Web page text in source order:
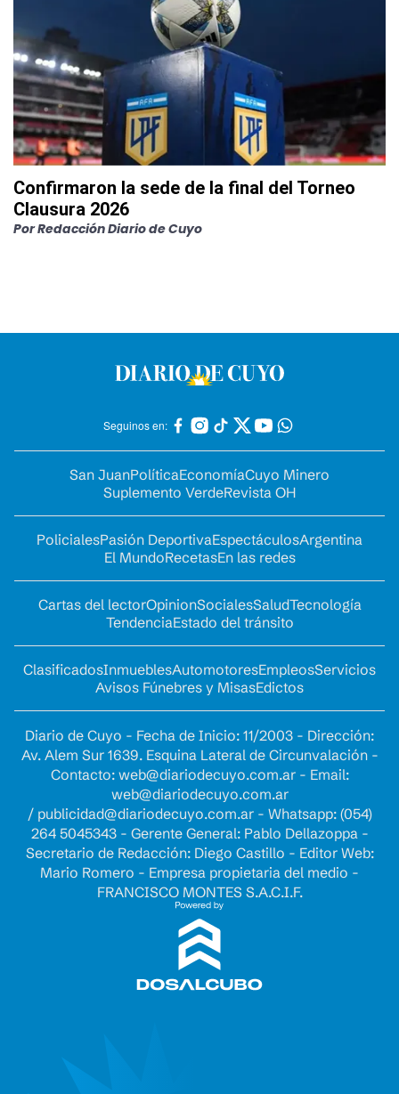
Confirmaron la sede de la final del Torneo
Clausura 2026
PorRedacción Diario de Cuyo
Seguinos en:
San JuanPolíticaEconomíaCuyo Minero
Suplemento VerdeRevista OH
PolicialesPasión DeportivaEspectáculosArgentina
El MundoRecetasEn las redes
Cartas del lectorOpinionSocialesSaludTecnología
TendenciaEstado del tránsito
ClasificadosInmueblesAutomotoresEmpleosServicios
Avisos Fúnebres y MisasEdictos
Diario de Cuyo - Fecha de Inicio: 11/2003 - Dirección:
Av. Alem Sur 1639. Esquina Lateral de Circunvalación -
Contacto: web@diariodecuyo.com.ar- Email:
web@diariodecuyo.com.ar
/ publicidad@diariodecuyo.com.ar- Whatsapp: (054)
264 5045343 - Gerente General: Pablo Dellazoppa -
Secretario de Redacción: Diego Castillo - Editor Web:
Mario Romero - Empresa propietaria del medio -
FRANCISCO MONTES S.A.C.I.F.